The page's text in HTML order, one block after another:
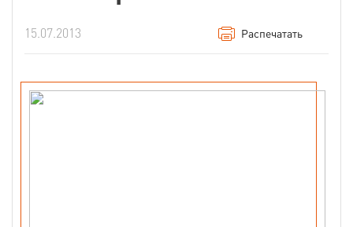
15.07.2013 Распечатать